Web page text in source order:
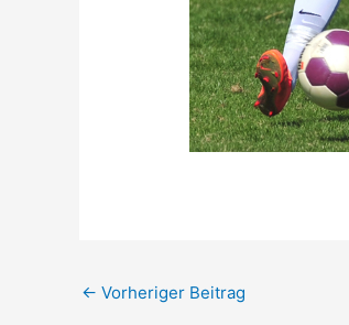
← Vorheriger Beitrag